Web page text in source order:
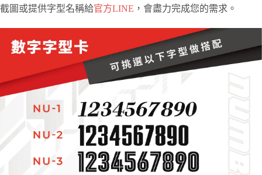
截圖或提供字型名稱給官方LINE ，會盡力完成您的需求。